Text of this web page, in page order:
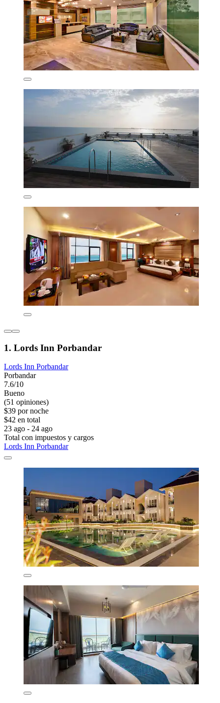
1. Lords Inn Porbandar
Lords Inn Porbandar
Porbandar
7.6/10
Bueno
(51 opiniones)
$39 por noche
$42 en total
23 ago - 24 ago
Total con impuestos y cargos
Lords Inn Porbandar